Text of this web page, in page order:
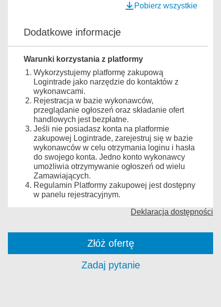
Pobierz wszystkie
Dodatkowe informacje
Warunki korzystania z platformy
Wykorzystujemy platformę zakupową
Logintrade jako narzędzie do kontaktów z
wykonawcami.
Rejestracja w bazie wykonawców,
przeglądanie ogłoszeń oraz składanie ofert
handlowych jest bezpłatne.
Jeśli nie posiadasz konta na platformie
zakupowej Logintrade, zarejestruj się w bazie
wykonawców w celu otrzymania loginu i hasła
do swojego konta. Jedno konto wykonawcy
umożliwia otrzymywanie ogłoszeń od wielu
Zamawiających.
Regulamin Platformy zakupowej jest dostępny
w panelu rejestracyjnym.
Deklaracja dostępności
Złóż ofertę
Zadaj pytanie